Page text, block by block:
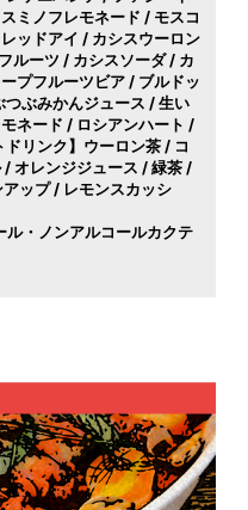
ミノフレモネード / モスコ
ッドアイ / カシスウーロン
ルーツ / カシスソーダ / カ
プフルーツビア / ブルドッ
ぶみかんジュース / 生い
ネード / ロシアンハート /
リンク】ウーロン茶 / コ
オレンジジュース / 緑茶 /
ップ / レモンスカッシ
・ノンアルコールカクテ